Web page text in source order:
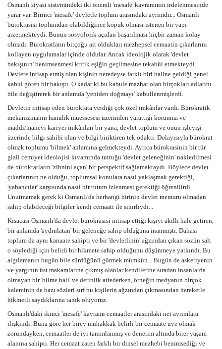
Osmanlı siyasi sistemindeki iki önemli 'mesafe' kavramının irdelenmesinde
yarar var. Birinci 'mesafe' devletle toplum arasındaki ayrımdır... Osmanlı
bürokrasisi toplumdan olabildiğince kopuk olması istenen bir yapı
arzetmekteydi. Bunun sosyolojik açıdan başarılması hiçbir zaman kolay
olmadı. Bürokratların birçoğu ait oldukları mezhepsel cemaatin çıkarlarını
kollayan uygulamalar içinde oldular. Ancak ideolojik olarak 'devlet
bakışının' benimsenmesi kritik eşiğin geçilmesine tekabül etmekteydi.
Devlete intisap etmiş olan kişinin neredeyse farklı biri haline geldiği genel
kabul gören bir bakıştı. O kadar ki bu kabule mazhar olan birçokları adlarını
bile değiştirerek bir anlamda 'yeniden doğmayı' kabullenmişlerdi.
Devletin intisap eden bürokrata verdiği çok özel imkânlar vardı. Bürokratik
mekanizmanın hamilik müessesesi üzerinden yarattığı korunma ve
maddi/manevi kariyer imkânları bir yana, devlet toplum ve onun işleyişi
üzerinde bilgi sahibi olan ve bilgi biriktiren tek odaktı. Dolayısıyla bürokrat
olmak toplumu 'bilmek' anlamına gelmekteydi. Ayrıca bürokrasinin bir tür
gizli cemiyet ideolojisi kıvamında tuttuğu 'devlet geleneğinin' nakledilmesi
de bürokratların 'zihnini açan' bir perspektif sağlamaktaydı. Böylece devlet
çıkarlarının ne olduğu, toplumsal konulara nasıl yaklaşmak gerektiği,
'yabancılar' karşısında nasıl bir tutum izlenmesi gerektiği öğrenilirdi.
Unutmamak gerek ki Osmanlı'da herhangi birinin devlet memuru olmadan
sahip olabileceği bilgiler kendi cemaati ile sınırlıydı...
Kısacası Osmanlı'da devlet bürokrasisi intisap ettiği kişiyi akıllı hale getiren,
bir anlamda 'aydınlatan' bir geleneğe sahip olduğuna inanmıştı. Dahası
toplum da aynı kanaate sahipti ve bir 'devletlinin' ağzından çıkan sözün salt
o söylediği için belirli bir hikmete sahip olduğunu düşünmeye yatkındı. Bu
algılamanın bugün bile sürdüğünü görmek mümkün... Bugün de askeriyenin
ve yargının üst makamlarına çıkmış olanlar kendilerine sıradan insanlarda
olmayan bir 'bilme hali' ve derinlik atfederken, örneğin medyanın birçok
kaleminin de bazı sözleri sırf bu kişilerin ağzından çıkmasından hareketle
hikmetli saydıklarına tanık oluyoruz.
Osmanlı'daki ikinci 'mesafe' kavramı cemaatler arasındaki net ayrımlara
ilişkindi. Buna göre her birey muhakkak belirli bir cemaate üye olmak
zorundayken, cemaatler de iyi tanımlanmış ve denetim altında birer yaşam
alanına sahipti. Her cemaat zaten farklı bir dinsel mezhebi benimsediği ve